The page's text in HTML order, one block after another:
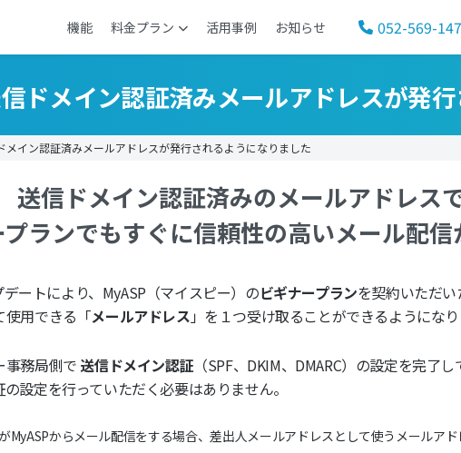
機能 料金プラン 活用事例 お知らせ 052-569-
ドメイン認証済みメールアドレスが発
イン認証済みメールアドレスが発行されるようになりました
送信ドメイン認証済みのメールアドレス
ランでもすぐに信頼性の高いメール配信
ートにより、MyASP（マイスピー）のビギナープランを契約いただ
使用できる「メールアドレス」を１つ受け取ることができるようになり
事務局側で 送信ドメイン認証 （SPF、DKIM、DMARC）の設定を完了
設定を行っていただく必要はありません。
からメール配信をする場合、差出人メールアドレスとして使うメールア